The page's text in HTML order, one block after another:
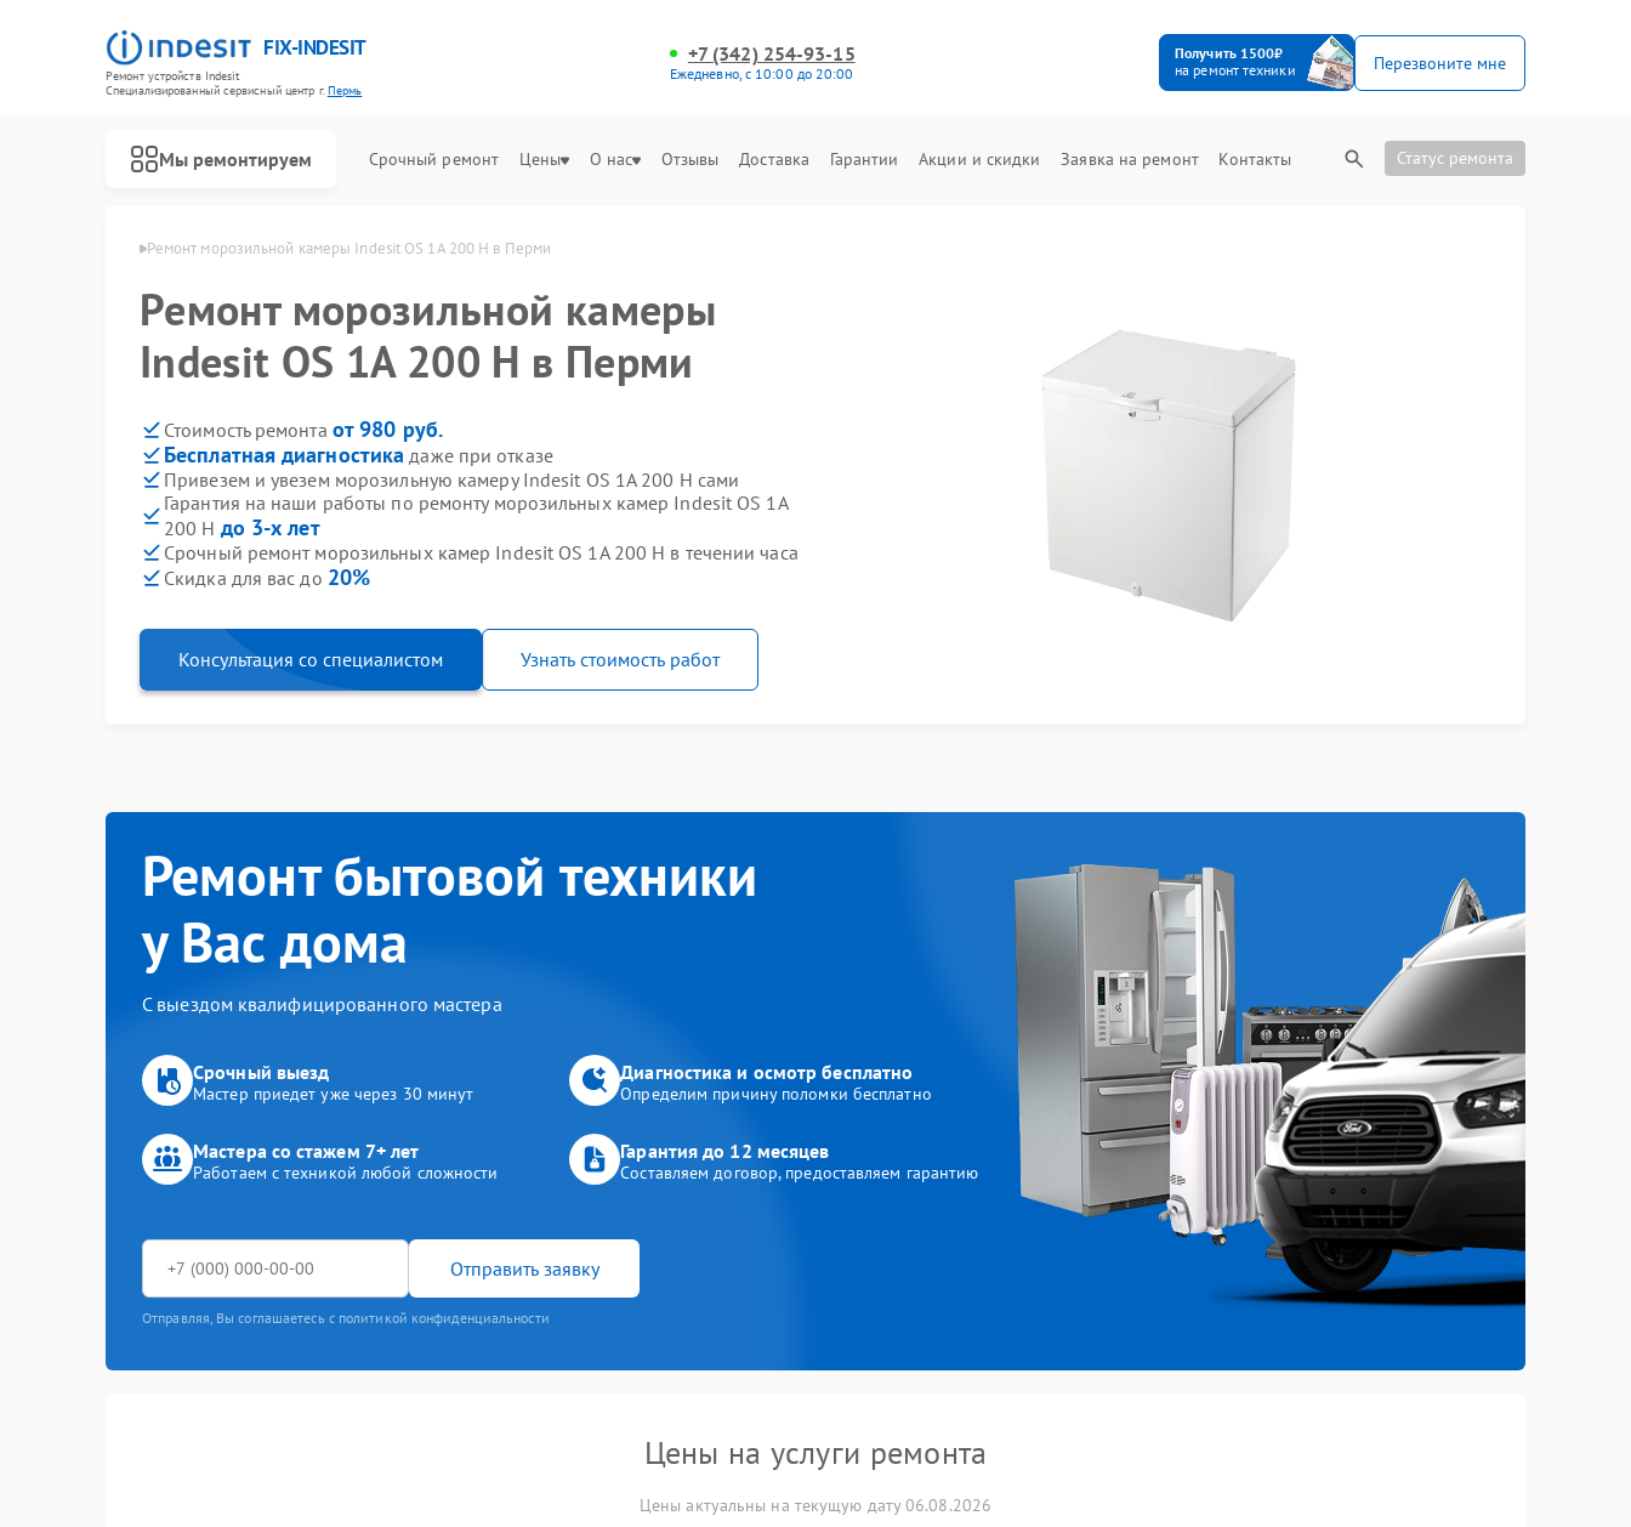
FIX-INDESIT
Ремонт устройств Indesit
Специализированный cервисный центр г.Пермь
+7 (342) 254-93-15
Ежедневно, с 10:00 до 20:00
Получить 1500₽
на ремонт техники
Перезвоните мне
Мы ремонтируем Срочный ремонт Цены О нас Отзывы Доставка Гарантии Акции и скидки Заявка на ремонт Контакты Статус ремонта
Ремонт морозильной камеры Indesit OS 1A 200 H в Перми
Ремонт морозильной камеры
Indesit OS 1A 200 H в Перми
Стоимость ремонта от 980 руб.
Бесплатная диагностика даже при отказе
Привезем и увезем морозильную камеру Indesit OS 1A 200 H сами
Гарантия на наши работы по ремонту морозильных камер Indesit OS 1A
200 H до 3-х лет
Срочный ремонт морозильных камер Indesit OS 1A 200 H в течении часа
Скидка для вас до 20%
Консультация со специалистом Узнать стоимость работ
Ремонт бытовой техники
у Вас дома
С выездом квалифицированного мастера
Срочный выезд
Мастер приедет уже через 30 минут
Диагностика и осмотр бесплатно
Определим причину поломки бесплатно
Мастера со стажем 7+ лет
Работаем с техникой любой сложности
Гарантия до 12 месяцев
Составляем договор, предоставляем гарантию
Отправить заявку
Отправляя, Вы соглашаетесь с политикой конфиденциальности
Цены на услуги ремонта
Цены актуальны на текущую дату 06.08.2026